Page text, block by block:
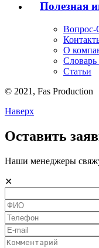
Полезная
Вопрос-
О
Словарь
Статьи
© 2021, Fas Production
Наверх
Оставить
Наши менеджеры
✕